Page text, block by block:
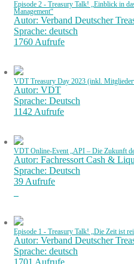
Episode 2 - Treasury Talk! „Einblick in
Management“
Autor: Verband Deutscher
Sprache: deutsch
1760 Aufrufe
VDT Treasury Day 2023 (inkl.
Autor: VDT
Sprache: Deutsch
1142 Aufrufe
VDT Online-Event „API – Die Zukunft
Autor: Fachressort Cash &
Sprache: Deutsch
39 Aufrufe
Episode 1 - Treasury Talk! „Die Zeit ist
Autor: Verband Deutscher
Sprache: deutsch
1701 Aufrufe